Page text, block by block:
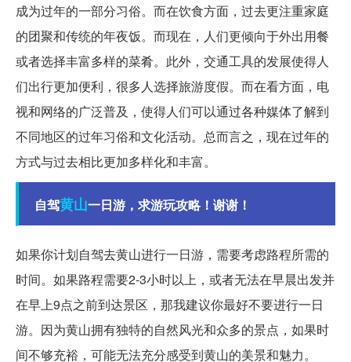
成为过年的一部分习俗。而在饮食方面，过去更注重家庭
的团聚和传统的年夜饭。而现在，人们更倾向于外出用餐
或者选择丰富多样的菜肴。此外，交通工具的发展使得人
们出行更加便利，很多人选择旅游度假。而在看方面，电
视和网络的广泛普及，使得人们可以通过各种媒体了解到
不同地区的过年习俗和文化活动。总而言之，现在过年的
方式与过去相比更加多样化和丰富。
自驾黄山一日游，求游玩攻略！谢谢！
如果你计划自驾去黄山进行一日游，需要考虑路程所需的
时间。如果路程需要2-3小时以上，或者无法在早晨出发并
在早上9点之前到达景区，那我建议你最好不要进行一日
游。因为黄山拥有独特的自然风光和众多的景点，如果时
间不够充裕，可能无法充分感受到黄山的美景和魅力。